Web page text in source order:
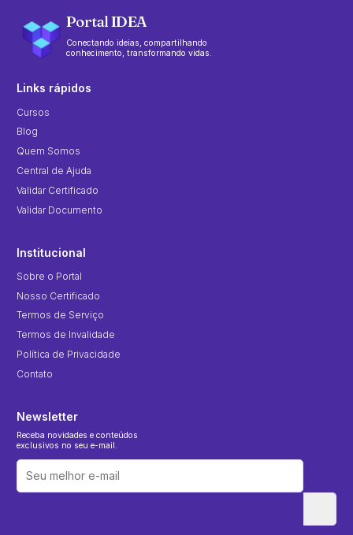
Portal IDEA
Conectando ideias, compartilhando
conhecimento, transformando vidas.
Links rápidos
Cursos
Blog
Quem Somos
Central de Ajuda
Validar Certificado
Validar Documento
Institucional
Sobre o Portal
Nosso Certificado
Termos de Serviço
Termos de Invalidade
Política de Privacidade
Contato
Newsletter
Receba novidades e conteúdos
exclusivos no seu e-mail.